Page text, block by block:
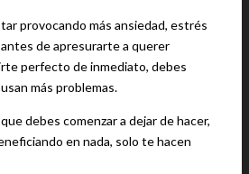
provocando más ansiedad, estrés
de apresurarte a querer
perfecto de inmediato, debes
más problemas.
debes comenzar a dejar de hacer,
en nada, solo te hacen